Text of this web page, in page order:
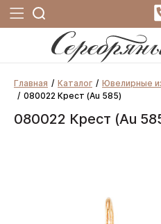
Главная Каталог Ювелирные
080022 Крест (Au 585)
080022 Крест (Au